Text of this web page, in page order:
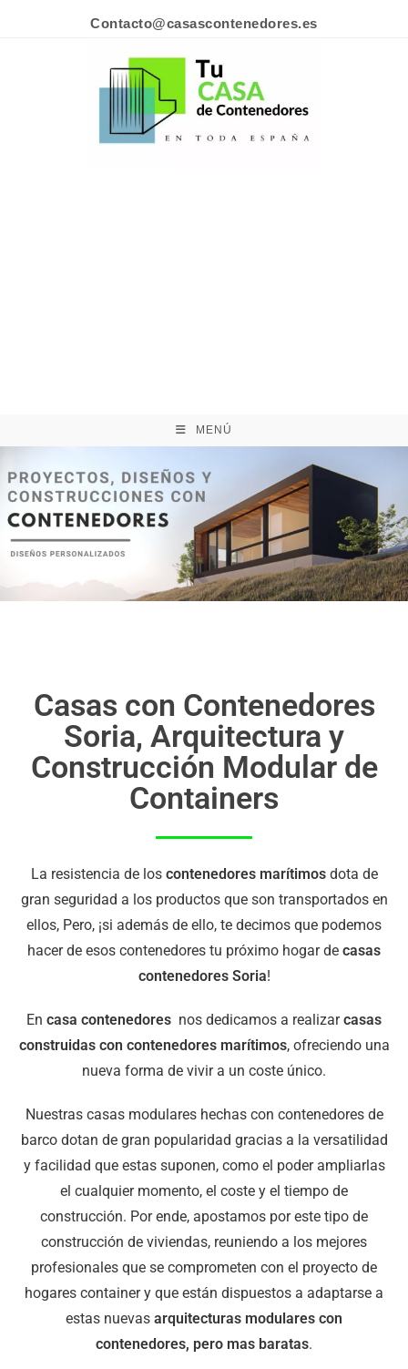
Contacto@casascontenedores.es
MENÚ
Casas con Contenedores
Soria, Arquitectura y
Construcción Modular de
Containers
La resistencia de los contenedores marítimosdota de
gran seguridad a los productos que son transportados en
ellos, Pero, ¡si además de ello, te decimos que podemos
hacer de esos contenedores tu próximo hogar de casas
contenedores Soria!
En casa contenedores nos dedicamos a realizarcasas
construidas con contenedores marítimos, ofreciendo una
nueva forma de vivir a un coste único.
Nuestras casas modulares hechas con contenedores de
barco dotan de gran popularidad gracias a la versatilidad
y facilidad que estas suponen, como el poder ampliarlas
el cualquier momento, el coste y el tiempo de
construcción. Por ende, apostamos por este tipo de
construcción de viviendas, reuniendo a los mejores
profesionales que se comprometen con el proyecto de
hogares container y que están dispuestos a adaptarse a
estas nuevas arquitecturas modulares con
contenedores, pero mas baratas.